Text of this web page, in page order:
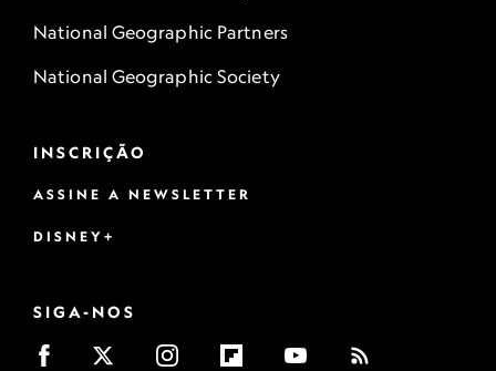
National Geographic Partners
National Geographic Society
INSCRIÇÃO
ASSINE A NEWSLETTER
DISNEY+
SIGA-NOS